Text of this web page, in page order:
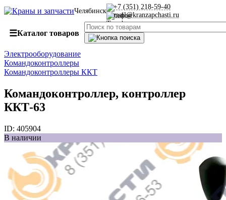
Челябинск
+7 (351) 218-59-40
mail@kranzapchasti.ru
☰Каталог товаров
Электрооборудование
Командоконтроллеры
Командоконтроллеры ККТ
Командоконтроллер, контроллер
ККТ-63
ID: 405904
В наличии